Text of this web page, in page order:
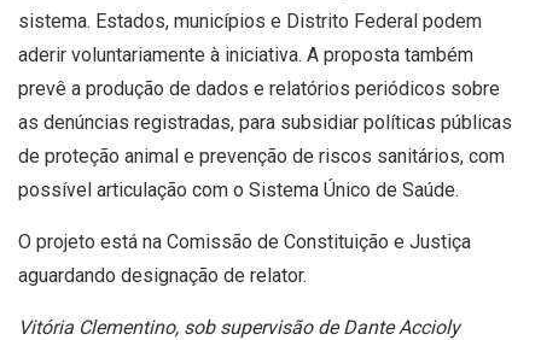
sistema. Estados, municípios e Distrito Federal podem
aderir voluntariamente à iniciativa. A proposta também
prevê a produção de dados e relatórios periódicos sobre
as denúncias registradas, para subsidiar políticas públicas
de proteção animal e prevenção de riscos sanitários, com
possível articulação com o Sistema Único de Saúde.
O projeto está na Comissão de Constituição e Justiça
aguardando designação de relator.
Vitória Clementino, sob supervisão de Dante Accioly